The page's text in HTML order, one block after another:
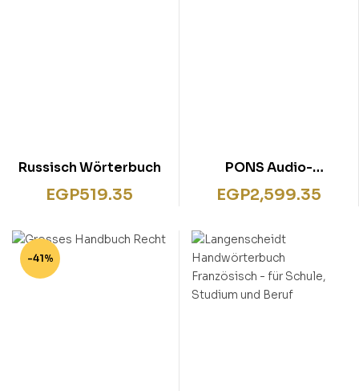
Russisch Wörterbuch
EGP519.35
PONS Audio-
Intensivtainer Busin.
Engl.
EGP2,599.35
-41%